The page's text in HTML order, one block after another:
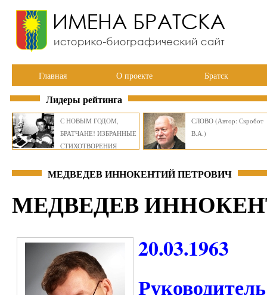
Главная О проекте Братск
Лидеры рейтинга
С НОВЫМ ГОДОМ,
БРАТЧАНЕ! ИЗБРАННЫЕ
СТИХОТВОРЕНИЯ
СЛОВО (Автор: Скробот
В.А.)
МЕДВЕДЕВ ИННОКЕНТИЙ ПЕТРОВИЧ
МЕДВЕДЕВ
20.03.1963